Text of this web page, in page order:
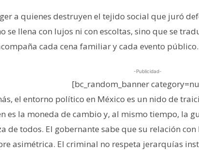
a quienes destruyen el tejido social que juró
se llena con lujos ni con escoltas, sino que se
cada cena familiar y cada evento público.
-Publicidad-
[bc_random_banner
el entorno político en México es un nido de
es la moneda de cambio y, al mismo tiempo, la
de todos. El gobernante sabe que su relación
asimétrica. El criminal no respeta jerarquías